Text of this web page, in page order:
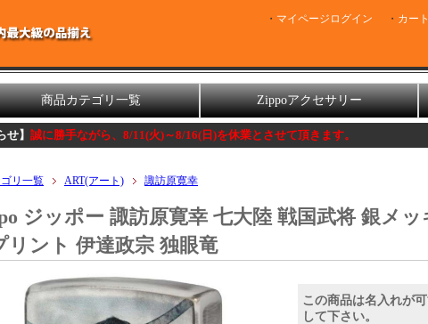
マイページログイン カー
商品カテゴリ一覧 Zippoアクセサリー
がら、8/11(火)～8/16(日)を休業とさせて頂きます。
リ一覧 ART(アート) 諏訪原寛幸
ジッポー 諏訪原寛幸 七大陸 戦国武将 銀メ
リント 伊達政宗 独眼竜
この商品は名入れが
して下さい。